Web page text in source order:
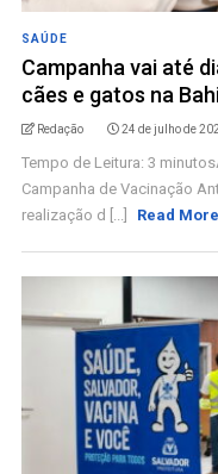
SAÚDE
Campanha vai até
cães e gatos na
Redação 24 de julho de
Tempo de Leitura: 3
Campanha de Vacinação
realização d [...]
Read More